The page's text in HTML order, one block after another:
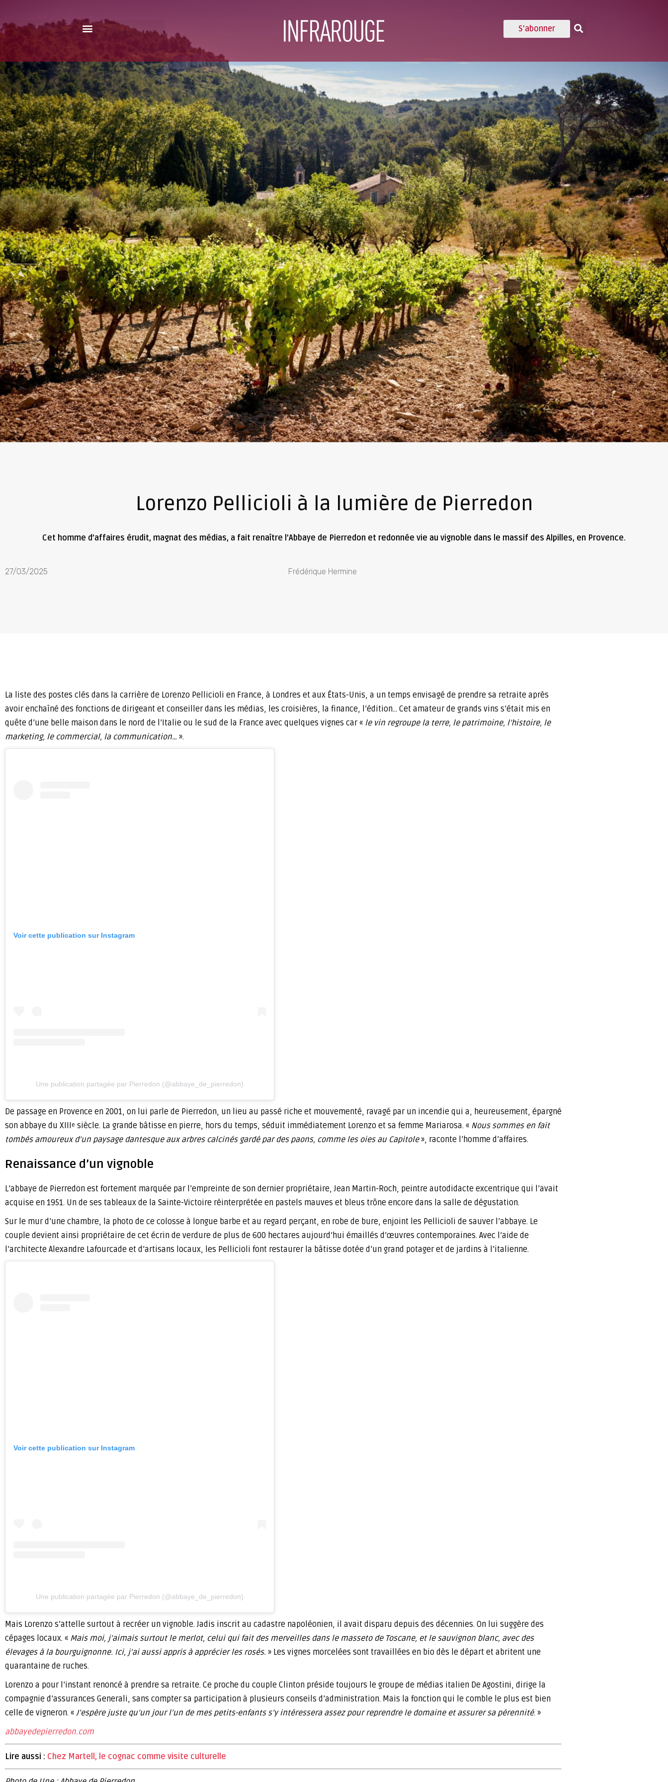
S'abonner
Lorenzo Pellicioli à la lumière de Pierredon
Cet homme d’affaires érudit, magnat des médias, a fait renaître l’Abbaye de Pierredon et redonnée vie au vignoble dans le massif des Alpilles, en Provence.
27/03/2025 Frédérique Hermine
La liste des postes clés dans la carrière de Lorenzo Pellicioli en France, à Londres et aux États-Unis, a un temps envisagé de prendre sa retraite après
avoir enchaîné des fonctions de dirigeant et conseiller dans les médias, les croisières, la finance, l’édition… Cet amateur de grands vins s’était mis en
quête d’une belle maison dans le nord de l’Italie ou le sud de la France avec quelques vignes car « le vin regroupe la terre, le patrimoine, l’histoire, le
marketing, le commercial, la communication… ».
Voir cette publication sur Instagram
Une publication partagée par Pierredon (@abbaye_de_pierredon)
De passage en Provence en 2001, on lui parle de Pierredon, un lieu au passé riche et mouvementé, ravagé par un incendie qui a, heureusement, épargné
son abbaye du XIII e siècle. La grande bâtisse en pierre, hors du temps, séduit immédiatement Lorenzo et sa femme Mariarosa. « Nous sommes en fait
tombés amoureux d’un paysage dantesque aux arbres calcinés gardé par des paons, comme les oies au Capitole», raconte l’homme d’affaires.
Renaissance d’un vignoble
L’abbaye de Pierredon est fortement marquée par l’empreinte de son dernier propriétaire, Jean Martin-Roch, peintre autodidacte excentrique qui l’avait
acquise en 1951. Un de ses tableaux de la Sainte-Victoire réinterprétée en pastels mauves et bleus trône encore dans la salle de dégustation.
Sur le mur d’une chambre, la photo de ce colosse à longue barbe et au regard perçant, en robe de bure, enjoint les Pellicioli de sauver l’abbaye. Le
couple devient ainsi propriétaire de cet écrin de verdure de plus de 600 hectares aujourd’hui émaillés d’œuvres contemporaines. Avec l’aide de
l’architecte Alexandre Lafourcade et d’artisans locaux, les Pellicioli font restaurer la bâtisse dotée d’un grand potager et de jardins à l’italienne.
Voir cette publication sur Instagram
Une publication partagée par Pierredon (@abbaye_de_pierredon)
Mais Lorenzo s’attelle surtout à recréer un vignoble. Jadis inscrit au cadastre napoléonien, il avait disparu depuis des décennies. On lui suggère des
cépages locaux. « Mais moi, j’aimais surtout le merlot, celui qui fait des merveilles dans le masseto de Toscane, et le sauvignon blanc, avec des
élevages à la bourguignonne. Ici, j’ai aussi appris à apprécier les rosés. » Les vignes morcelées sont travaillées en bio dès le départ et abritent une
quarantaine de ruches.
Lorenzo a pour l’instant renoncé à prendre sa retraite. Ce proche du couple Clinton préside toujours le groupe de médias italien De Agostini, dirige la
compagnie d’assurances Generali, sans compter sa participation à plusieurs conseils d’administration. Mais la fonction qui le comble le plus est bien
celle de vigneron. « J’espère juste qu’un jour l’un de mes petits-enfants s’y intéressera assez pour reprendre le domaine et assurer sa pérennité. »
abbayedepierredon.com
Lire aussi : Chez Martell, le cognac comme visite culturelle